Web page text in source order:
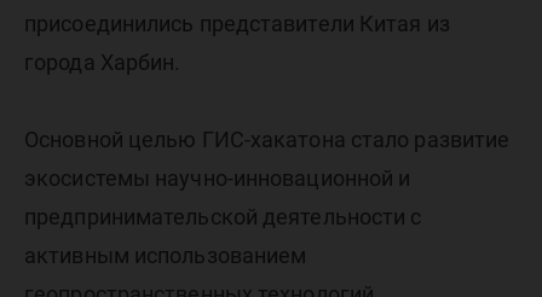
присоединились представители Китая из
города Харбин.
Основной целью ГИС-хакатона стало развитие
экосистемы научно-инновационной и
предпринимательской деятельности с
активным использованием